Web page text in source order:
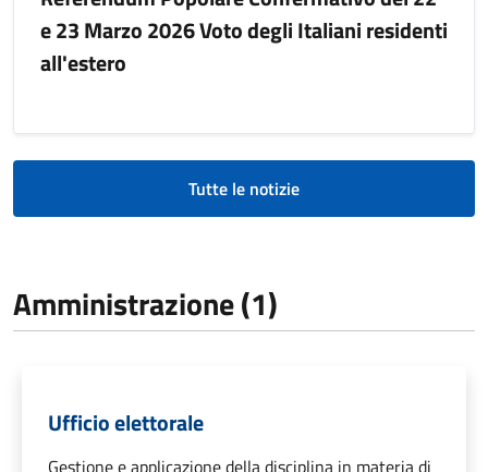
e 23 Marzo 2026 Voto degli Italiani residenti
all'estero
Tutte le notizie
Amministrazione (1)
Ufficio elettorale
Gestione e applicazione della disciplina in materia di